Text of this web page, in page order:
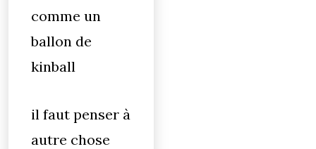
comme un
ballon de
kinball
il faut penser à
autre chose